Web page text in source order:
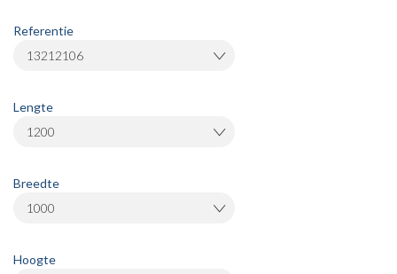
Referentie
13212106
Lengte
1200
Breedte
1000
Hoogte